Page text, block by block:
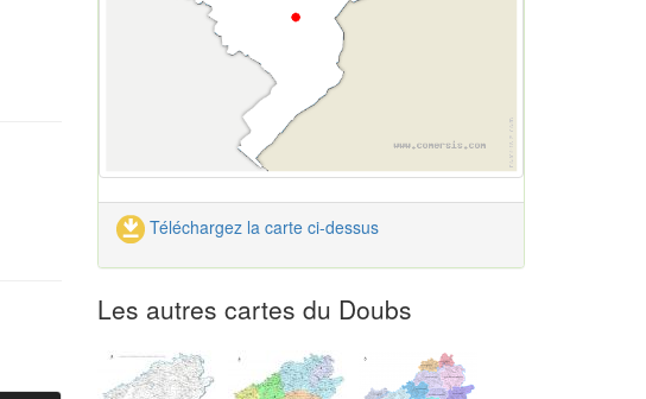
Téléchargez la carte ci-dessus
Les autres cartes du Doubs